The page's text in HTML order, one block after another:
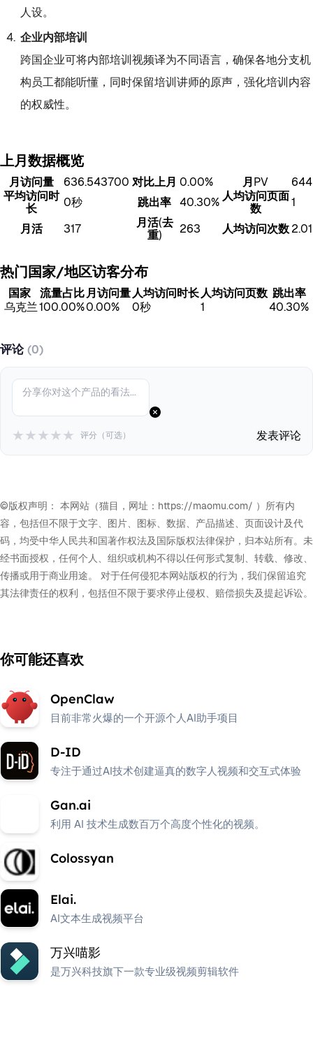
人设。
企业内部培训
跨国企业可将内部培训视频译为不同语言，确保各地分支机
构员工都能听懂，同时保留培训讲师的原声，强化培训内容
的权威性。
上月数据概览
月访问量 636.543700 对比上月 0.00% 月PV
644
平均访问时
长
0秒 跳出率 40.30% 人均访问页面
数
1
月活
317
月活(去
重)
263 人均访问次数 2.01
热门国家/地区访客分布
国家 流量占比 月访问量 人均访问时长 人均访问页数 跳出率
乌克兰100.00%0.00% 0秒 1 40.30%
评论(0)
★★★★★ 评分（可选） 发表评论
©版权声明： 本网站（猫目，网址：https://maomu.com/ ）所有内
容，包括但不限于文字、图片、图标、数据、产品描述、页面设计及代
码，均受中华人民共和国著作权法及国际版权法律保护，归本站所有。未
经书面授权，任何个人、组织或机构不得以任何形式复制、转载、修改、
传播或用于商业用途。 对于任何侵犯本网站版权的行为，我们保留追究
其法律责任的权利，包括但不限于要求停止侵权、赔偿损失及提起诉讼。
你可能还喜欢
OpenClaw
目前非常火爆的一个开源个人AI助手项目
D-ID
专注于通过AI技术创建逼真的数字人视频和交互式体验
Gan.ai
利用 AI 技术生成数百万个高度个性化的视频。
Colossyan
Elai.
AI文本生成视频平台
万兴喵影
是万兴科技旗下一款专业级视频剪辑软件